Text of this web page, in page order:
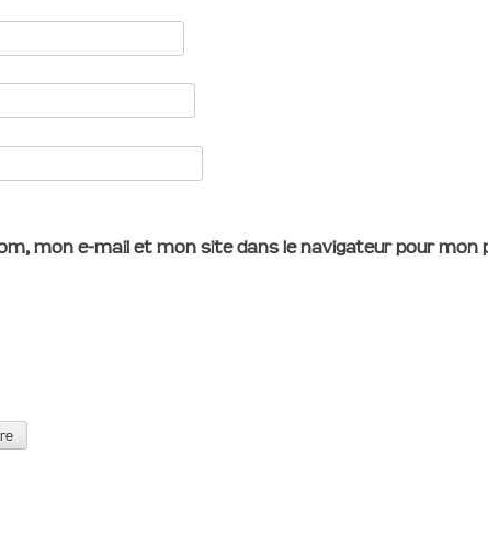
mon e-mail et mon site dans le navigateur pour mon